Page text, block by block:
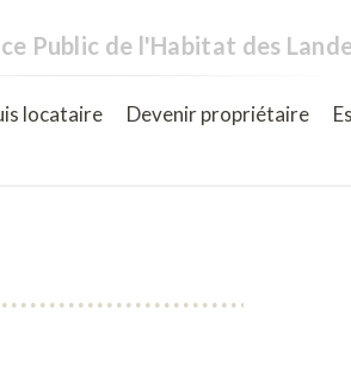
Public de l'Habitat des
locataire Devenir propriétaire